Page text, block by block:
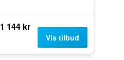
1 144 kr
Vis tilbud